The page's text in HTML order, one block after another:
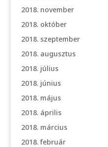
2018. november
2018. október
2018. szeptember
2018. augusztus
2018. július
2018. június
2018. május
2018. április
2018. március
2018. február